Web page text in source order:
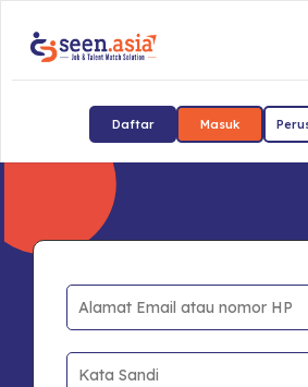
Daftar Masuk